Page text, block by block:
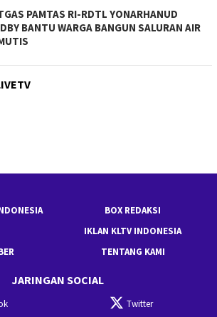
PAMTAS RI-RDTL YONARHANUD
BANTU WARGA BANGUN SALURAN AIR
BOX REDAKSI
IKLAN KLTV INDONESIA
TENTANG KAMI
JARINGAN SOCIAL
Twitter